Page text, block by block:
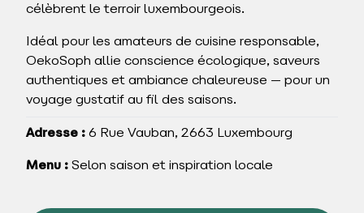
célèbrent le terroir luxembourgeois.
Idéal pour les amateurs de cuisine responsable,
OekoSoph allie conscience écologique, saveurs
authentiques et ambiance chaleureuse — pour un
voyage gustatif au fil des saisons.
Adresse : 6 Rue Vauban, 2663 Luxembourg
Menu : Selon saison et inspiration locale